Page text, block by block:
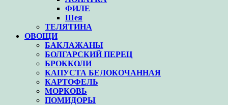
ФИЛЕ
Шея
ТЕЛЯТИНА
ОВОЩИ
БАКЛАЖАНЫ
БОЛГАРСКИЙ ПЕРЕЦ
БРОККОЛИ
КАПУСТА БЕЛОКОЧАННАЯ
КАРТОФЕЛЬ
МОРКОВЬ
ПОМИДОРЫ